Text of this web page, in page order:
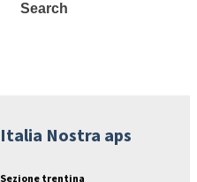
Search
Italia Nostra aps
Sezione trentina